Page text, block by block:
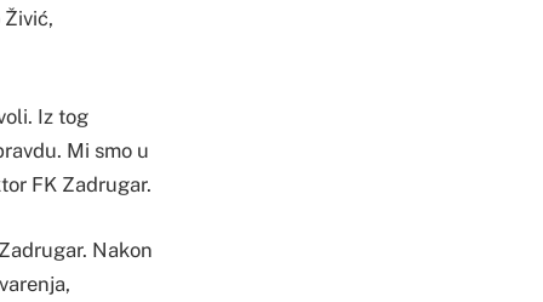
Živić,
Iz tog
Mi smo u
FK Zadrugar.
Nakon